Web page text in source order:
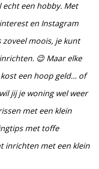
echt een hobby. Met
en Instagram
moois, je kunt
😉 Maar elke
een hoop geld… of
jij je woning wel weer
met een klein
met toffe
inrichten met een klein